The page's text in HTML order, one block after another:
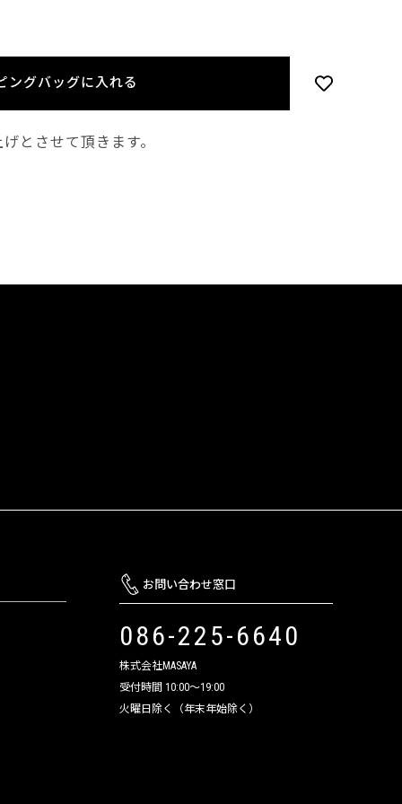
ングバッグに入れる
とさせて頂きます。
お問い合わせ窓口
086-225-6640
株式会社MASAYA
受付時間 10:00～19:00
火曜日除く（年末年始除く）